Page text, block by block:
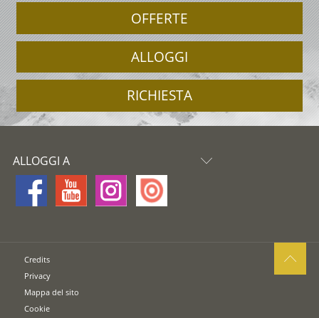
OFFERTE
ALLOGGI
RICHIESTA
ALLOGGI A
Credits
Privacy
Mappa del sito
Cookie